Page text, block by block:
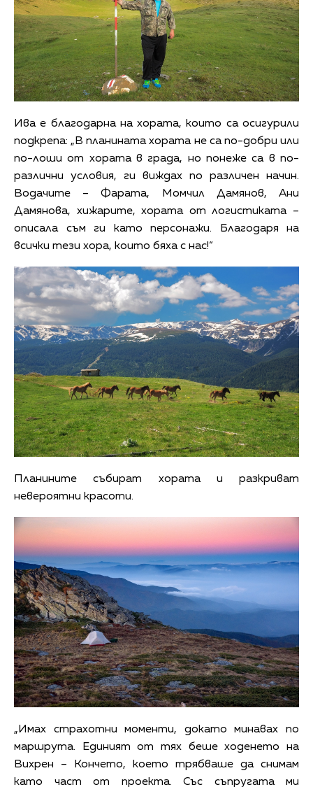
Ива е благодарна на хората, които са осигурили
подкрепа: „В планината хората не са по-добри или
по-лоши от хората в града, но понеже са в по-
различни условия, ги виждах по различен начин.
Водачите – Фарата, Момчил Дамянов, Ани
Дамянова, хижарите, хората от логистиката –
описала съм ги като персонажи. Благодаря на
всички тези хора, които бяха с нас!“
Планините събират хората и разкриват
невероятни красоти.
„Имах страхотни моменти, докато минавах по
маршрута. Единият от тях беше ходенето на
Вихрен – Кончето, което трябваше да снимам
като част от проекта. Със съпругата ми